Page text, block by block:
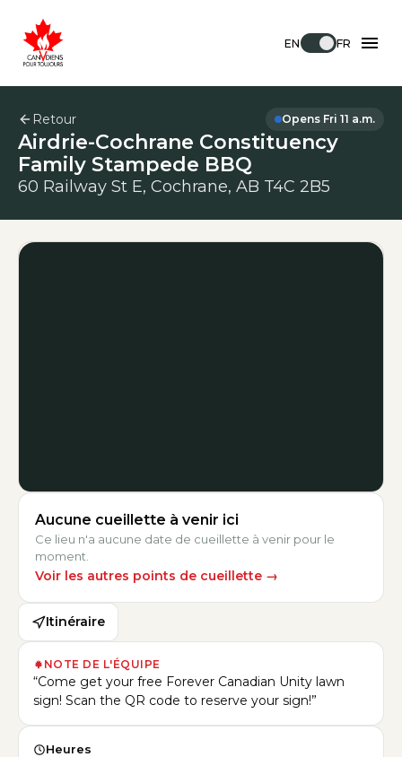
EN FR
Retour Opens Fri 11 a.m.
Airdrie-Cochrane Constituency
Family Stampede BBQ
60 Railway St E, Cochrane, AB T4C 2B5
Aucune cueillette à venir ici
Ce lieu n'a aucune date de cueillette à venir pour le
moment.
Voir les autres points de cueillette →
Itinéraire
NOTE DE L'ÉQUIPE
“Come get your free Forever Canadian Unity lawn
sign! Scan the QR code to reserve your sign!”
Heures